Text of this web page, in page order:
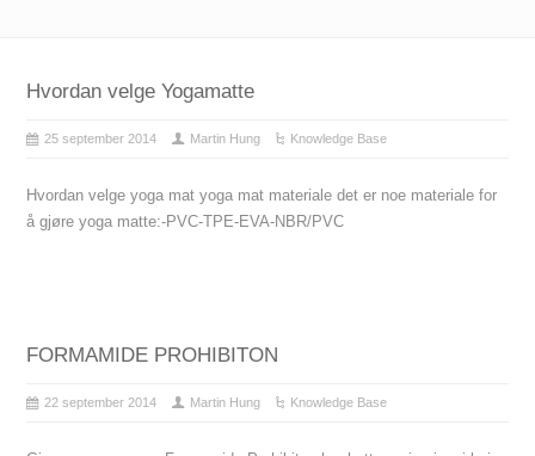
Hvordan velge Yogamatte
25 september 2014 Martin Hung Knowledge Base
Hvordan velge yoga mat yoga mat materiale det er noe materiale for
å gjøre yoga matte:-PVC-TPE-EVA-NBR/PVC
FORMAMIDE PROHIBITON
22 september 2014 Martin Hung Knowledge Base